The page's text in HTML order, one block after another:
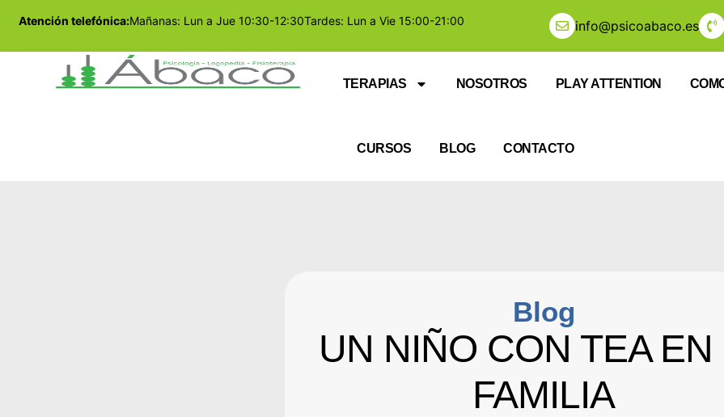
Atención telefónica:Mañanas: Lun a Jue 10:30-12:30Tardes: Lun a Vie 15:00-21:00 info@psicoabaco.es
TERAPIAS NOSOTROS PLAY ATTENTION
CURSOS BLOG CONTACTO
Blog
UN NIÑO CON TEA EN
FAMILIA